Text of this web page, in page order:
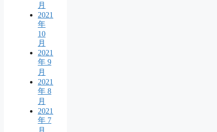
月
2021
年
10
月
2021
年 9
月
2021
年 8
月
2021
年 7